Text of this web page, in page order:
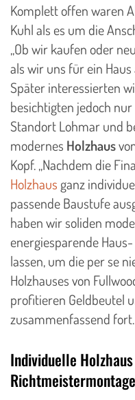
Komplett offen waren
Kuhl als es um die
„Ob wir kaufen oder
als wir uns für ein
Später interessierten
besichtigten jedoch
Standort Lohmar und
modernes Holzhaus
Kopf. „Nachdem die
Holzhaus ganz
passende Baustufe
haben wir soliden
energiesparende
lassen, um die per se
Holzhauses von
profitieren Geldbeutel
zusammenfassend fort.
Individuelle
Richtmeistermontage